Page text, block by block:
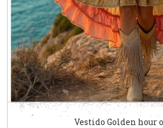
Vestido Golden hour